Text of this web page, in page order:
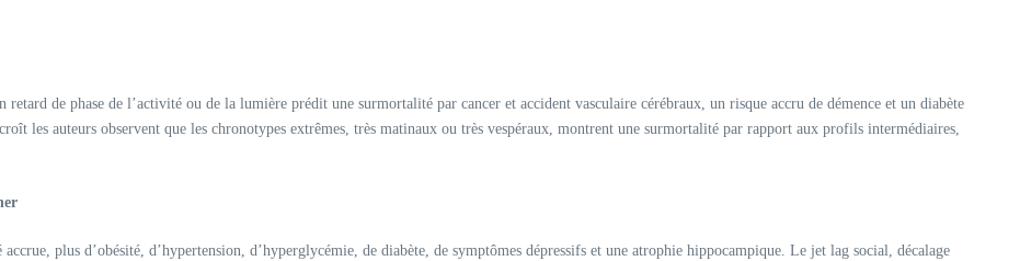
de phase de l’activité ou de la lumière prédit une surmortalité par cancer et accident vasculaire cérébraux, un risque accru de démence et un diabète
les auteurs observent que les chronotypes extrêmes, très matinaux ou très vespéraux, montrent une surmortalité par rapport aux profils intermédiaires,
plus d’obésité, d’hypertension, d’hyperglycémie, de diabète, de symptômes dépressifs et une atrophie hippocampique. Le jet lag social, décalage